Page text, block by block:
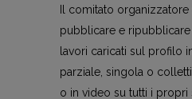
Il comitato organizzatore
pubblicare e
lavori caricati sul profilo
parziale, singola o
o in video su tutti i propri